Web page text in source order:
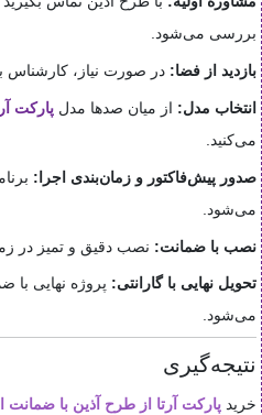
بررسی می‌شود.
بازدید از فضا: در صورت نیاز،
انتخاب مدل: از میان صدها مدل پارکت
می‌کنید.
صدور پیش‌فاکتور و زمان‌بندی اجرا:
می‌شود.
نصب با ضمانت: نصب دقیق و تمیز در
تحویل نهایی با گارانتی: پروژه نهایی با
می‌شود.
نتیجه‌گیری
خرید پارکت آرتا از طرح آذین با ضمانت